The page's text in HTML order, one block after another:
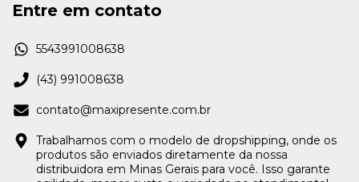
Entre em contato
5543991008638
(43) 991008638
contato@maxipresente.com.br
Trabalhamos com o modelo de dropshipping, onde os
produtos são enviados diretamente da nossa
distribuidora em Minas Gerais para você. Isso garante